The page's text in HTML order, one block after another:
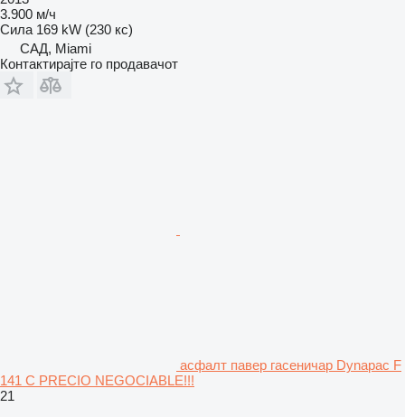
3.900 м/ч
Сила 169 kW (230 кс)
САД, Miami
Контактирајте го продавачот
асфалт павер гасеничар Dynapac F
141 C PRECIO NEGOCIABLE!!!
21